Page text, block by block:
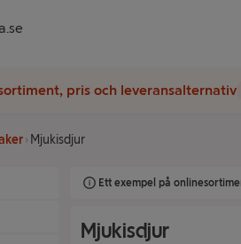
pris och leveransalternativ
Mjukisdjur
Ett exempel på
Mjukisdjur